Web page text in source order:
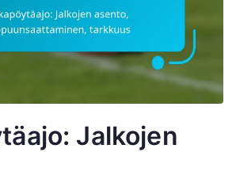
Jalkojen